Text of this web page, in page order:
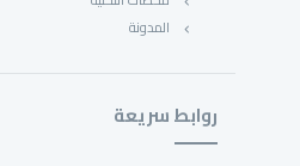
روابط سريعة
المدونة